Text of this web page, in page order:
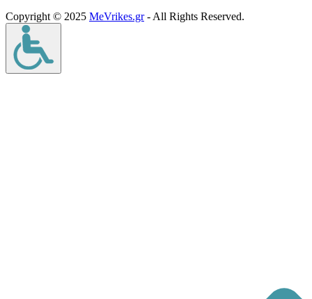
Copyright © 2025 MeVrikes.gr- All Rights Reserved.